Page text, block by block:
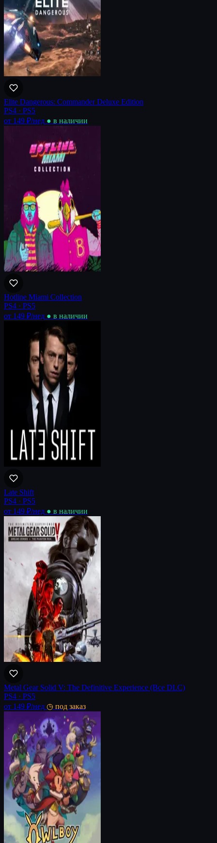
Elite Dangerous: Commander Deluxe Edition
PS4 · PS5
от 149 ₽/нед ● в наличии
Hotline Miami Collection
PS4 · PS5
от 149 ₽/нед ● в наличии
Late Shift
PS4 · PS5
от 149 ₽/нед ● в наличии
Metal Gear Solid V: The Definitive Experience (Все DLC)
PS4 · PS5
от 149 ₽/нед ◷ под заказ